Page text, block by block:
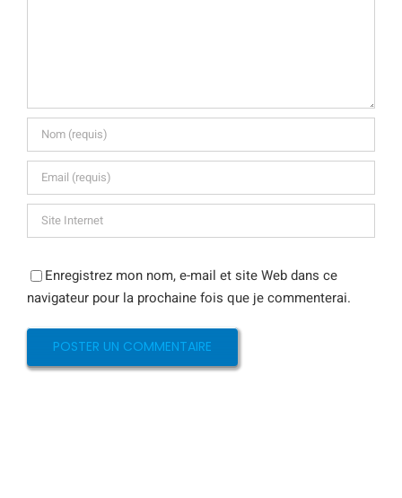
Enregistrez mon nom, e-mail et site Web dans ce
navigateur pour la prochaine fois que je commenterai.